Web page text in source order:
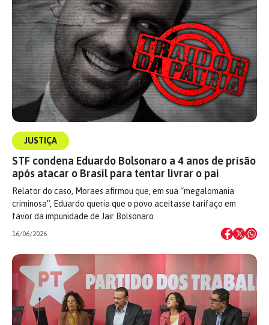
JUSTIÇA
STF condena Eduardo Bolsonaro a 4 anos de prisão
após atacar o Brasil para tentar livrar o pai
Relator do caso, Moraes afirmou que, em sua “megalomania
criminosa”, Eduardo queria que o povo aceitasse tarifaço em
favor da impunidade de Jair Bolsonaro
16/06/2026